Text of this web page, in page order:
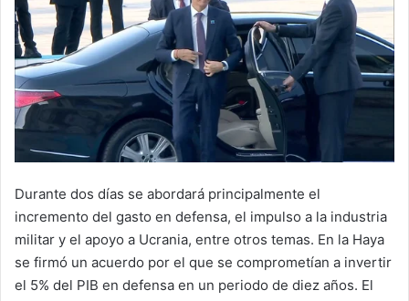
Durante dos días se abordará principalmente el
incremento del gasto en defensa, el impulso a la industria
militar y el apoyo a Ucrania, entre otros temas. En la Haya
se firmó un acuerdo por el que se comprometían a invertir
el 5% del PIB en defensa en un periodo de diez años. El